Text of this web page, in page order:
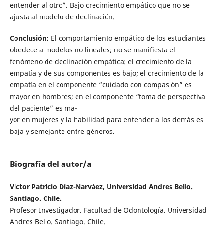
entender al otro”. Bajo crecimiento empático que no se
ajusta al modelo de declinación.
Conclusión: El comportamiento empático de los estudiantes
obedece a modelos no lineales; no se manifiesta el
fenómeno de declinación empática: el crecimiento de la
empatía y de sus componentes es bajo; el crecimiento de la
empatía en el componente “cuidado con compasión” es
mayor en hombres; en el componente “toma de perspectiva
del paciente” es ma-
yor en mujeres y la habilidad para entender a los demás es
baja y semejante entre géneros.
Biografía del autor/a
Víctor Patricio Díaz-Narváez, Universidad Andres Bello.
Santiago. Chile.
Profesor Investigador. Facultad de Odontología. Universidad
Andres Bello. Santiago. Chile.